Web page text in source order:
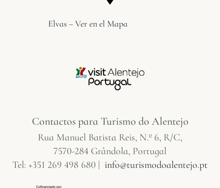
Elvas – Ver en el Mapa
Contactos para Turismo do Alentejo
Rua Manuel Batista Reis, N.º 6, R/C,
7570-284 Grândola, Portugal
Tel: +351 269 498 680 | info@turismodoalentejo.pt